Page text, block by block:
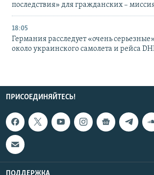
последствия» для гражданских –
18:05
Германия расследует «очень
около украинского самолета и рейса
ПРИСОЕДИНЯЙТЕСЬ!
ПОДДЕРЖКА